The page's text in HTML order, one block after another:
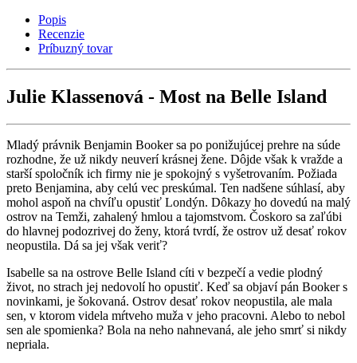
Popis
Recenzie
Príbuzný tovar
Julie Klassenová - Most na Belle Island
Mladý právnik Benjamin Booker sa po ponižujúcej prehre na súde
rozhodne, že už nikdy neuverí krásnej žene. Dôjde však k vražde a
starší spoločník ich firmy nie je spokojný s vyšetrovaním. Požiada
preto Benjamina, aby celú vec preskúmal. Ten nadšene súhlasí, aby
mohol aspoň na chvíľu opustiť Londýn. Dôkazy ho dovedú na malý
ostrov na Temži, zahalený hmlou a tajomstvom. Čoskoro sa zaľúbi
do hlavnej podozrivej do ženy, ktorá tvrdí, že ostrov už desať rokov
neopustila. Dá sa jej však veriť?
Isabelle sa na ostrove Belle Island cíti v bezpečí a vedie plodný
život, no strach jej nedovolí ho opustiť. Keď sa objaví pán Booker s
novinkami, je šokovaná. Ostrov desať rokov neopustila, ale mala
sen, v ktorom videla mŕtveho muža v jeho pracovni. Alebo to nebol
sen ale spomienka? Bola na neho nahnevaná, ale jeho smrť si nikdy
nepriala.